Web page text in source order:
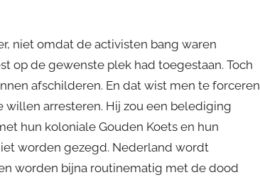
niet omdat de activisten bang waren
op de gewenste plek had toegestaan. Toch
afschilderen. En dat wist men te forceren
willen arresteren. Hij zou een belediging
hun koloniale Gouden Koets en hun
worden gezegd. Nederland wordt
worden bijna routinematig met de dood